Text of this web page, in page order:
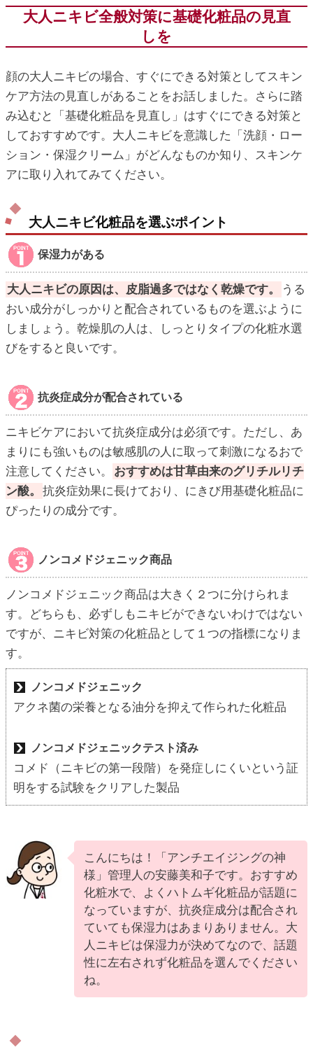
大人ニキビ全般対策に基礎化粧品の見直
しを
顔の大人ニキビの場合、すぐにできる対策としてスキン
ケア方法の見直しがあることをお話しました。さらに踏
み込むと「基礎化粧品を見直し」はすぐにできる対策と
しておすすめです。大人ニキビを意識した「洗顔・ロー
ション・保湿クリーム」がどんなものか知り、スキンケ
アに取り入れてみてください。
大人ニキビ化粧品を選ぶポイント
保湿力がある
大人ニキビの原因は、皮脂過多ではなく乾燥です。
うる
おい成分がしっかりと配合されているものを選ぶように
しましょう。乾燥肌の人は、しっとりタイプの化粧水選
びをすると良いです。
抗炎症成分が配合されている
ニキビケアにおいて抗炎症成分は必須です。ただし、あ
まりにも強いものは敏感肌の人に取って刺激になるおで
注意してください。
おすすめは甘草由来のグリチルリチ
ン酸。
抗炎症効果に長けており、にきび用基礎化粧品に
ぴったりの成分です。
ノンコメドジェニック商品
ノンコメドジェニック商品は大きく２つに分けられま
す。どちらも、必ずしもニキビができないわけではない
ですが、ニキビ対策の化粧品として１つの指標になりま
す。
ノンコメドジェニック
アクネ菌の栄養となる油分を抑えて作られた化粧品
ノンコメドジェニックテスト済み
コメド（ニキビの第一段階）を発症しにくいという証
明をする試験をクリアした製品
こんにちは！「アンチエイジングの神
様」管理人の安藤美和子です。おすすめ
化粧水で、よくハトムギ化粧品が話題に
なっていますが、抗炎症成分は配合され
ていても保湿力はあまりありません。大
人ニキビは保湿力が決めてなので、話題
性に左右されず化粧品を選んでください
ね。